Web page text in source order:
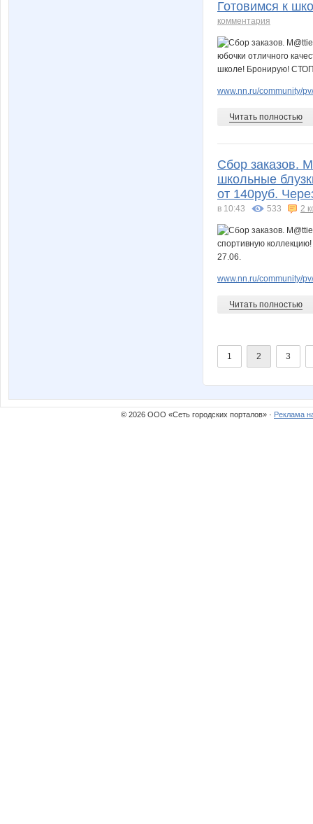
Готовимся к
комментария
www.nn.ru/community/
Читать полностью
Сбор заказов.
школьные
от 140руб.
в 10:43 533 2
www.nn.ru/community/
Читать полностью
1 2 3
© 2026 ООО «Сеть городских порталов» · Реклама